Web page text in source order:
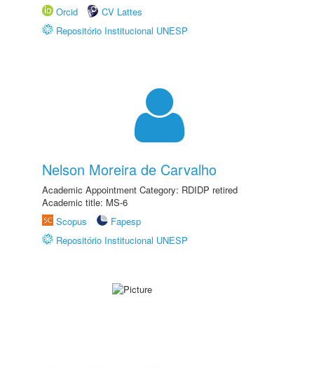
Orcid
CV Lattes
Repositório Institucional UNESP
Nelson Moreira de Carvalho
Academic Appointment Category: RDIDP retired
Academic title: MS-6
Scopus
Fapesp
Repositório Institucional UNESP